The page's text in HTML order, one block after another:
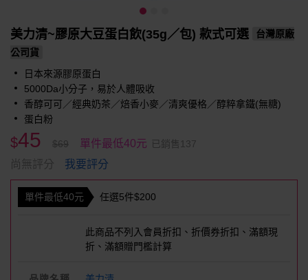
美力清~膠原大豆蛋白飲(35g／包) 款式可選
台灣原廠
公司貨
日本來源膠原蛋白
5000Da小分子，易於人體吸收
香醇可可／經典奶茶／焙香小麥／清爽優格／醇粹拿鐵(無糖)
蛋白粉
$45 $69 單件最低40元 已銷售137
尚無評分 我要評分
單件最低40元 任選5件$200
此商品不列入會員折扣、折價券折扣、滿額現
折、滿額贈門檻計算